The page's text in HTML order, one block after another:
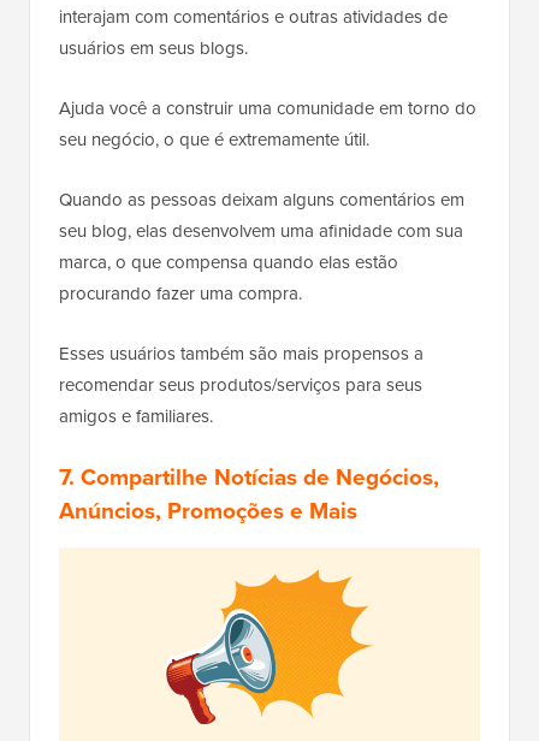
interajam com comentários e outras atividades de
usuários em seus blogs.
Ajuda você a construir uma comunidade em torno do
seu negócio, o que é extremamente útil.
Quando as pessoas deixam alguns comentários em
seu blog, elas desenvolvem uma afinidade com sua
marca, o que compensa quando elas estão
procurando fazer uma compra.
Esses usuários também são mais propensos a
recomendar seus produtos/serviços para seus
amigos e familiares.
7. Compartilhe Notícias de Negócios,
Anúncios, Promoções e Mais